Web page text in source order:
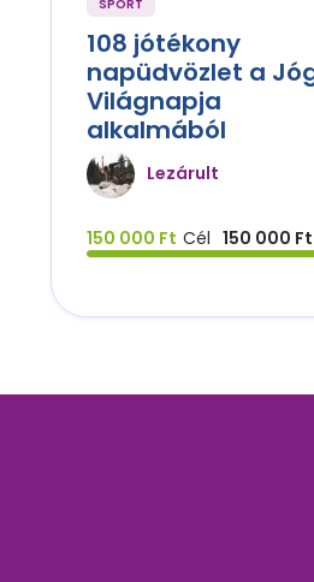
SPORT
108 jótékony
napüdvözlet a
Világnapja
alkalmából
Lezárult
150 000 Ft Cél 150 000 Ft